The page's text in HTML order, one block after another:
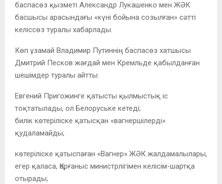
баспасөз қызметі Александр Лукашенко мен ЖӘК
басшысы арасындағы «күні бойына созылған» сәтті
келіссөз туралы хабарлады.
Көп ұзамай Владимир Путиннің баспасөз хатшысы
Дмитрий Песков жағдай мен Кремльде қабылданған
шешімдер туралы айтты:
Евгений Пригожинге қатысты қылмыстық іс
тоқтатылады, ол Белоруське кетеді;
билік көтеріліске қатысқан «вагнершілерді»
қудаламайды;
көтеріліске қатыспаған «Вагнер» ЖӘК жалдамалылары,
егер қаласа, Қорғаныс министрлігімен келісім-шартқа
отырады;